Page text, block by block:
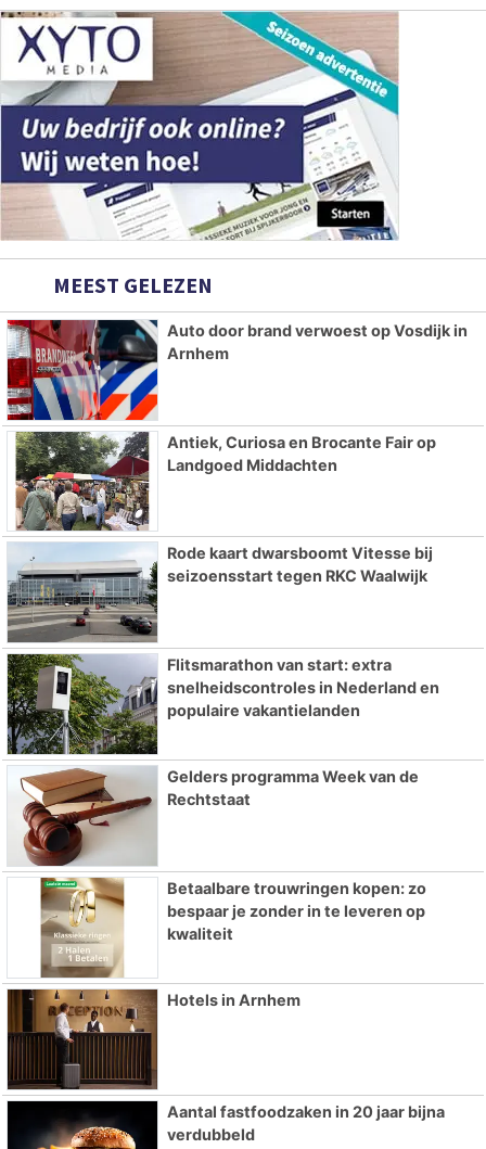
MEEST GELEZEN
Auto door brand verwoest op Vosdijk in
Arnhem
Antiek, Curiosa en Brocante Fair op
Landgoed Middachten
Rode kaart dwarsboomt Vitesse bij
seizoensstart tegen RKC Waalwijk
Flitsmarathon van start: extra
snelheidscontroles in Nederland en
populaire vakantielanden
Gelders programma Week van de
Rechtstaat
Betaalbare trouwringen kopen: zo
bespaar je zonder in te leveren op
kwaliteit
Hotels in Arnhem
Aantal fastfoodzaken in 20 jaar bijna
verdubbeld